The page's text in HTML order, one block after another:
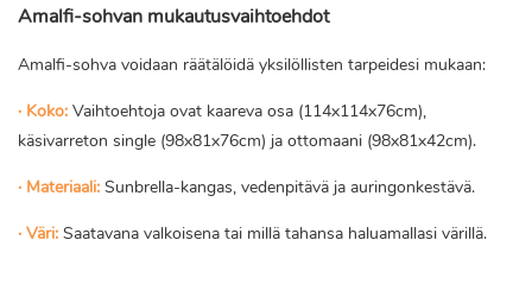
Amalfi-sohvan mukautusvaihtoehdot
Amalfi-sohva voidaan räätälöidä yksilöllisten tarpeidesi mukaan:
· Koko: Vaihtoehtoja ovat kaareva osa (114x114x76cm),
käsivarreton single (98x81x76cm) ja ottomaani (98x81x42cm).
· Materiaali: Sunbrella-kangas, vedenpitävä ja auringonkestävä.
· Väri: Saatavana valkoisena tai millä tahansa haluamallasi värillä.